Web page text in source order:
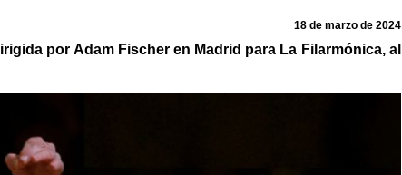
18 de marzo de 2024
por Adam Fischer en Madrid para La Filarmónica, al